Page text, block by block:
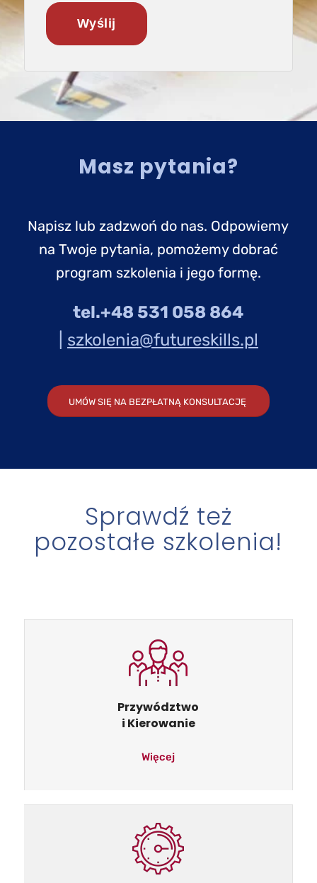
Masz pytania?
Napisz lub zadzwoń do nas. Odpowiemy
na Twoje pytania, pomożemy dobrać
program szkolenia i jego formę.
tel.+48 531 058 864
szkolenia@futureskills.pl
UMÓW SIĘ NA BEZPŁATNĄ KONSULTACJĘ
Sprawdź też
pozostałe szkolenia!
Przywództwo
i Kierowanie
Więcej